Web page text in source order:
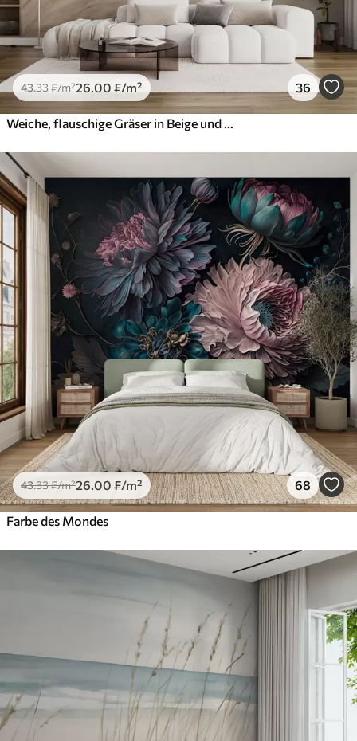
43.33₣/m²26.00 ₣/m² 36
Weiche, flauschige Gräser in Beige und Grau
43.33₣/m²26.00 ₣/m² 68
Farbe des Mondes